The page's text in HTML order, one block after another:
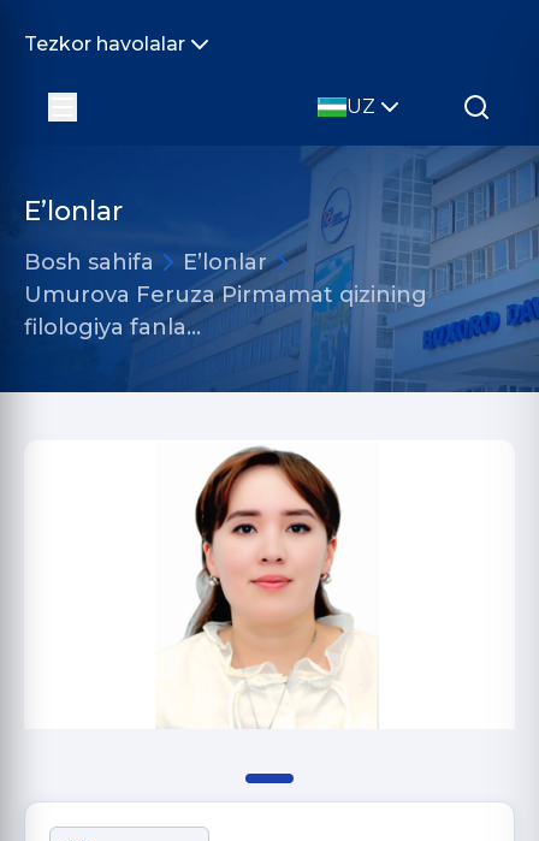
Tezkor havolalar
UZ
E’lonlar
Bosh sahifa
E’lonlar
Umurova Feruza Pirmamat qizining
filologiya fanla…